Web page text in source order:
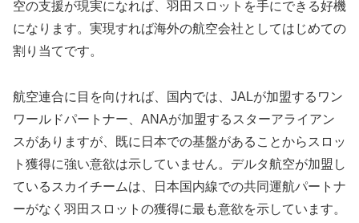
空の支援が現実になれば、羽田スロットを手にできる好機
になります。実現すれば海外の航空会社としてはじめての
割り当てです。
航空連合に目を向ければ、国内では、JALが加盟するワン
ワールドパートナー、ANAが加盟するスターアライアン
スがありますが、既に日本での基盤があることからスロッ
ト獲得に強い意欲は示していません。デルタ航空が加盟し
ているスカイチームは、日本国内線での共同運航パートナ
ーがなく羽田スロットの獲得に最も意欲を示しています。